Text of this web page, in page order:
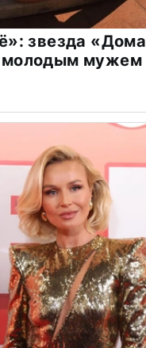
звезда
молодым мужем